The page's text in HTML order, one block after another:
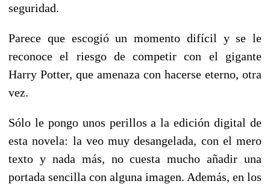
seguridad.
Parece que escogió un momento difícil y se le
reconoce el riesgo de competir con el gigante
Harry Potter, que amenaza con hacerse eterno, otra
vez.
Sólo le pongo unos perillos a la edición digital de
esta novela: la veo muy desangelada, con el mero
texto y nada más, no cuesta mucho añadir una
portada sencilla con alguna imagen. Además, en los